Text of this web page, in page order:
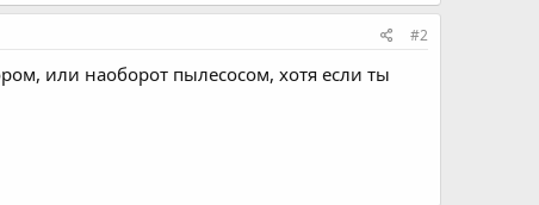
#2
или наоборот пылесосом, хотя если ты